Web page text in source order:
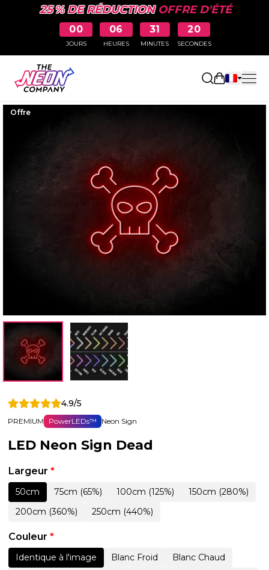
25 % DE RÉDUCTIONOFFRE D'ÉTÉ
00
JOURS
06
HEURES
31
MINUTES
19
SECONDES
Ouvrir le
Offre
4.9/5
PREMIUM PowerLEDs™ Neon Sign
LED Neon Sign Dead
Largeur *
50cm 75cm (65%) 100cm (125%)
150cm (280%)
200cm (360%)
250cm (440%)
Couleur *
Identique à l'image Blanc Froid
Blanc Chaud